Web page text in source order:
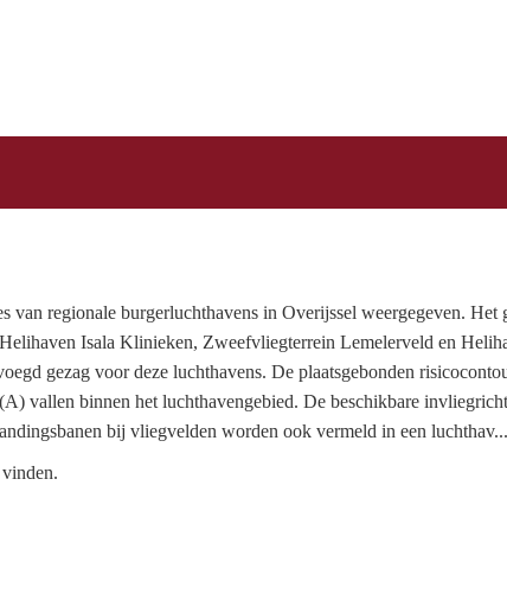
van regionale burgerluchthavens in Overijssel weergegeven. Het
Isala Klinieken, Zweefvliegterrein Lemelerveld en
gezag voor deze luchthavens. De plaatsgebonden
vallen binnen het luchthavengebied. De beschikbare
bij vliegvelden worden ook vermeld in een luchthav...